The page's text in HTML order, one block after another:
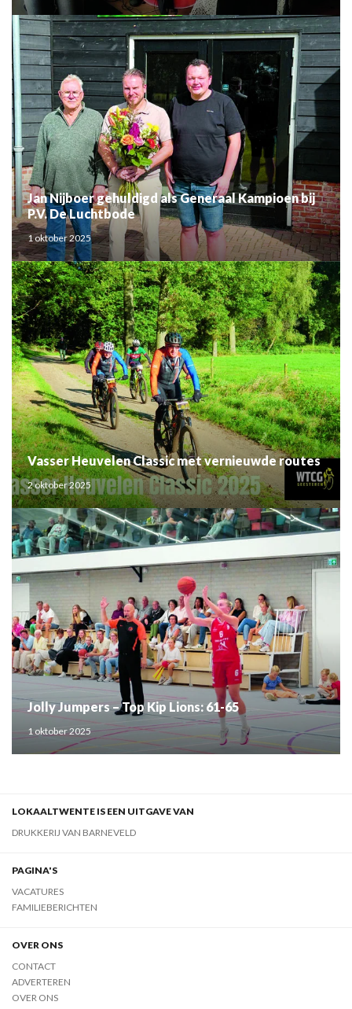
Jan Nijboer gehuldigd als Generaal Kampioen bij
P.V. De Luchtbode
1 oktober 2025
Vasser Heuvelen Classic met vernieuwde routes
2 oktober 2025
Jolly Jumpers – Top Kip Lions: 61-65
1 oktober 2025
LOKAALTWENTE IS EEN UITGAVE VAN
DRUKKERIJ VAN BARNEVELD
PAGINA'S
VACATURES
FAMILIEBERICHTEN
OVER ONS
CONTACT
ADVERTEREN
OVER ONS